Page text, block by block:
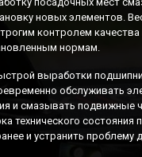
новых элементов.
контролем качества
нормам.
выработки
обслуживать
и смазывать подвижные
технического состояния
и устранить проблему